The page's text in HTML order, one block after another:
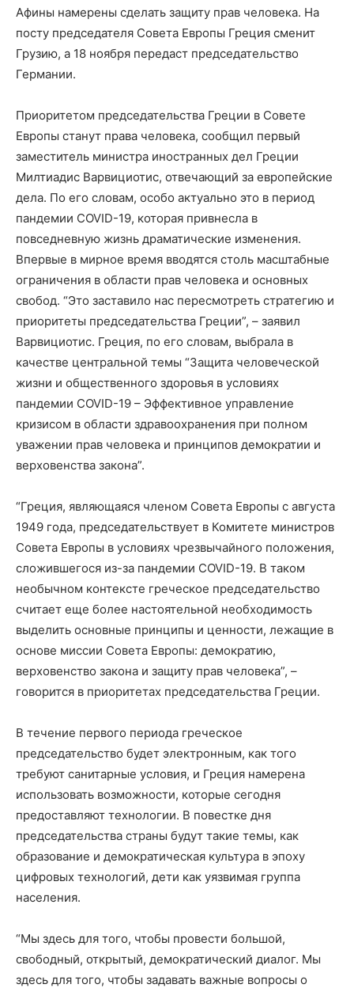
Афины намерены сделать защиту прав человека. На
посту председателя Совета Европы Греция сменит
Грузию, а 18 ноября передаст председательство
Германии.
Приоритетом председательства Греции в Совете
Европы станут права человека, сообщил первый
заместитель министра иностранных дел Греции
Милтиадис Варвициотис, отвечающий за европейские
дела. По его словам, особо актуально это в период
пандемии COVID-19, которая привнесла в
повседневную жизнь драматические изменения.
Впервые в мирное время вводятся столь масштабные
ограничения в области прав человека и основных
свобод. “Это заставило нас пересмотреть стратегию и
приоритеты председательства Греции”, – заявил
Варвициотис. Греция, по его словам, выбрала в
качестве центральной темы “Защита человеческой
жизни и общественного здоровья в условиях
пандемии COVID-19 – Эффективное управление
кризисом в области здравоохранения при полном
уважении прав человека и принципов демократии и
верховенства закона”.
“Греция, являющаяся членом Совета Европы с августа
1949 года, председательствует в Комитете министров
Совета Европы в условиях чрезвычайного положения,
сложившегося из-за пандемии COVID-19. В таком
необычном контексте греческое председательство
считает еще более настоятельной необходимость
выделить основные принципы и ценности, лежащие в
основе миссии Совета Европы: демократию,
верховенство закона и защиту прав человека”, –
говорится в приоритетах председательства Греции.
В течение первого периода греческое
председательство будет электронным, как того
требуют санитарные условия, и Греция намерена
использовать возможности, которые сегодня
предоставляют технологии. В повестке дня
председательства страны будут такие темы, как
образование и демократическая культура в эпоху
цифровых технологий, дети как уязвимая группа
населения.
“Мы здесь для того, чтобы провести большой,
свободный, открытый, демократический диалог. Мы
здесь для того, чтобы задавать важные вопросы о